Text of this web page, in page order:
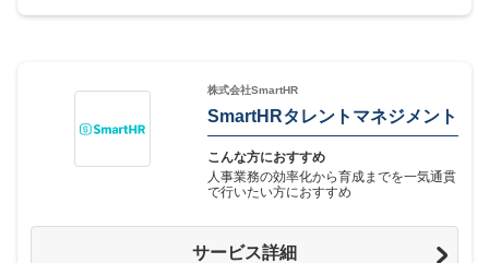
株式会社SmartHR
SmartHRタレントマネジメント
こんな方におすすめ
人事業務の効率化から育成までを一気通貫
で行いたい方におすすめ
サービス詳細